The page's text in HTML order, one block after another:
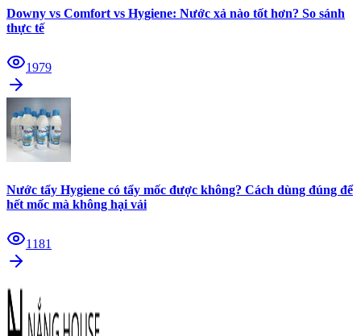
Downy vs Comfort vs Hygiene: Nước xả nào tốt hơn? So sánh
thực tế
1979
Nước tẩy Hygiene có tẩy mốc được không? Cách dùng đúng để
hết mốc mà không hại vải
1181